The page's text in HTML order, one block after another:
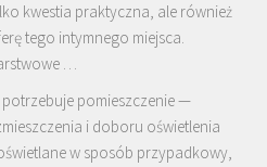
kwestia praktyczna, ale również
tego intymnego miejsca.
…
pomieszczenie —
i doboru oświetlenia
w sposób przypadkowy,